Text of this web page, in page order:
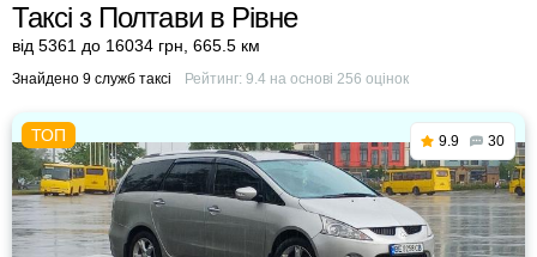
Таксі з Полтави в Рівне
від 5361 до 16034 грн 665.5 км
Знайдено 9 служб таксі Рейтинг: 9.4на основі 256 оцінок
9.9 30